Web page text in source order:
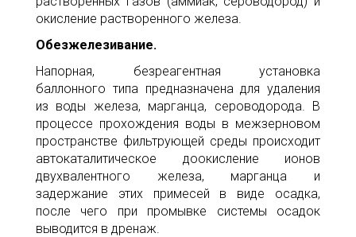
окисление растворенного железа.
Обезжелезивание.
Напорная, безреагентная установка
баллонного типа предназначена для удаления
из воды железа, марганца, сероводорода. В
процессе прохождения воды в межзерновом
пространстве фильтрующей среды происходит
автокаталитическое доокисление ионов
двухвалентного железа, марганца и
задержание этих примесей в виде осадка,
после чего при промывке системы осадок
выводится в дренаж.